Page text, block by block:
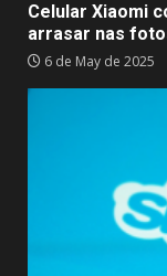
Celular Xiaomi
arrasar nas
6 de May de 2025